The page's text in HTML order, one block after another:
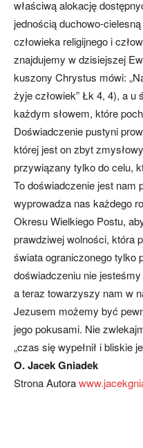
właściwą alokację
jednością duchowo-
człowieka religijnego i
znajdujemy w dzisiejszej
kuszony Chrystus mówi:
żyje człowiek” Łk 4, 4), a u
każdym słowem, które
Doświadczenie pustyni
której jest on zbyt
przywiązany tylko do celu,
To doświadczenie jest nam
wyprowadza nas każdego
Okresu Wielkiego Postu,
prawdziwej wolności, która
świata ograniczonego tylko
doświadczeniu nie
a teraz towarzyszy nam w
Jezusem możemy być
jego pokusami. Nie
„czas się wypełnił i bliskie
O. Jacek Gniadek
Strona Autora